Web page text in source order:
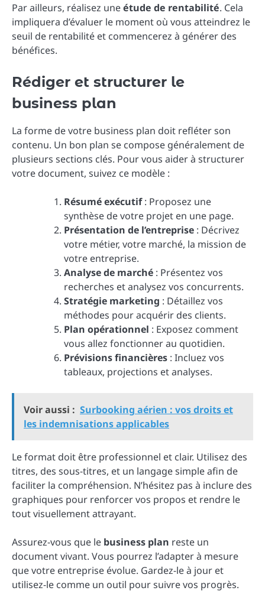
Par ailleurs, réalisez uneétude de rentabilité. Cela
impliquera d’évaluer le moment où vous atteindrez le
seuil de rentabilité et commencerez à générer des
bénéfices.
Rédiger et structurer le
business plan
La forme de votre business plan doit refléter son
contenu. Un bon plan se compose généralement de
plusieurs sections clés. Pour vous aider à structurer
votre document, suivez ce modèle :
Résumé exécutif: Proposez une
synthèse de votre projet en une page.
Présentation de l’entreprise : Décrivez
votre métier, votre marché, la mission de
votre entreprise.
Analyse de marché : Présentez vos
recherches et analysez vos concurrents.
Stratégie marketing : Détaillez vos
méthodes pour acquérir des clients.
Plan opérationnel : Exposez comment
vous allez fonctionner au quotidien.
Prévisions financières : Incluez vos
tableaux, projections et analyses.
Voir aussi : Surbooking aérien : vos droits et
les indemnisations applicables
Le format doit être professionnel et clair. Utilisez des
titres, des sous-titres, et un langage simple afin de
faciliter la compréhension. N’hésitez pas à inclure des
graphiques pour renforcer vos propos et rendre le
tout visuellement attrayant.
Assurez-vous que le business plan reste un
document vivant. Vous pourrez l’adapter à mesure
que votre entreprise évolue. Gardez-le à jour et
utilisez-le comme un outil pour suivre vos progrès.